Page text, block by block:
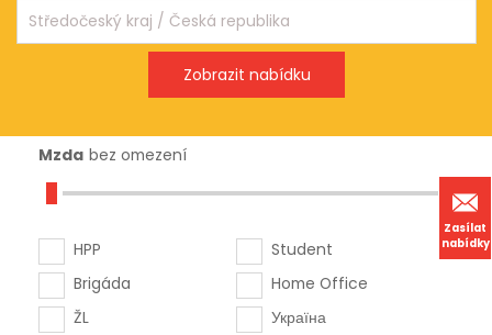
Zasílat
nabídky
Mzda bez omezení
HPP
Brigáda
ŽL
Student
Home Office
Україна